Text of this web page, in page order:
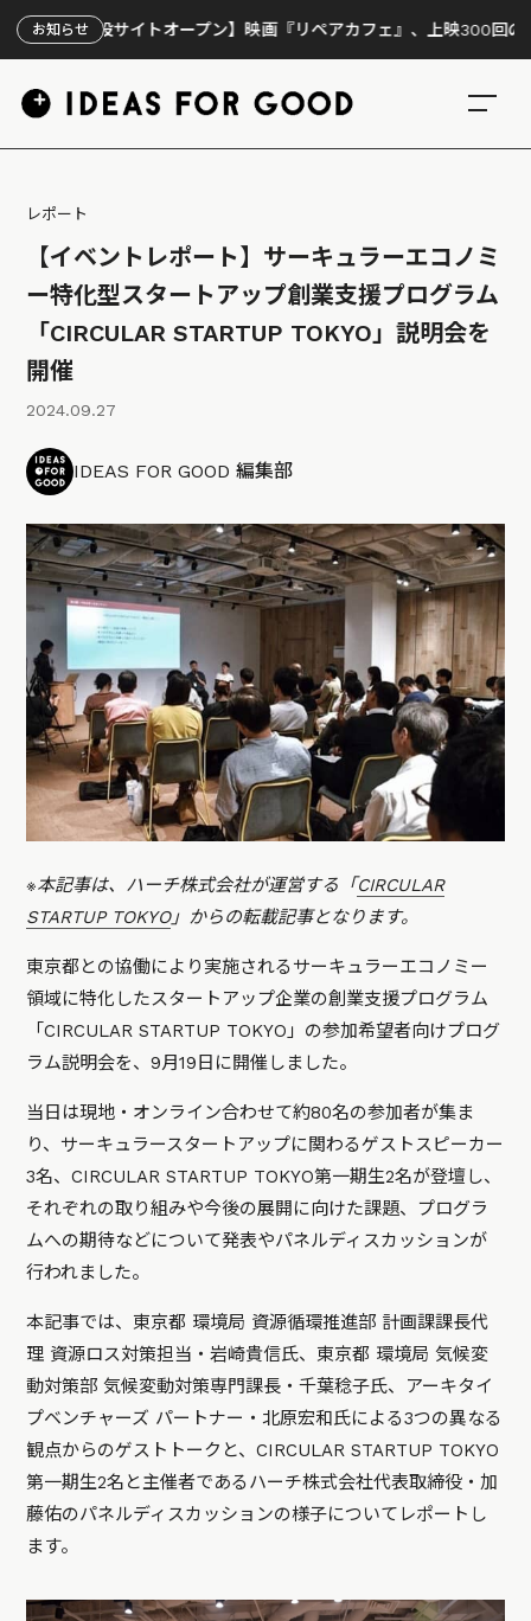
お知らせ
サイトオープン】映画『リペアカフェ』、上映300回の先で見えて
レポート
【イベントレポート】サーキュラーエコノミ
ー特化型スタートアップ創業支援プログラム
「CIRCULAR STARTUP TOKYO」説明会を
開催
2024.09.27
IDEAS FOR GOOD 編集部
※本記事は、ハーチ株式会社が運営する「CIRCULAR
STARTUP TOKYO」からの転載記事となります。
東京都との協働により実施されるサーキュラーエコノミー
領域に特化したスタートアップ企業の創業支援プログラム
「CIRCULAR STARTUP TOKYO」の参加希望者向けプログ
ラム説明会を、9月19日に開催しました。
当日は現地・オンライン合わせて約80名の参加者が集ま
り、サーキュラースタートアップに関わるゲストスピーカー
3名、CIRCULAR STARTUP TOKYO第一期生2名が登壇し、
それぞれの取り組みや今後の展開に向けた課題、プログラ
ムへの期待などについて発表やパネルディスカッションが
行われました。
本記事では、東京都 環境局 資源循環推進部 計画課課長代
理 資源ロス対策担当・岩崎貴信氏、東京都 環境局 気候変
動対策部 気候変動対策専門課長・千葉稔子氏、アーキタイ
プベンチャーズ パートナー・北原宏和氏による3つの異なる
観点からのゲストトークと、CIRCULAR STARTUP TOKYO
第一期生2名と主催者であるハーチ株式会社代表取締役・加
藤佑のパネルディスカッションの様子についてレポートし
ます。